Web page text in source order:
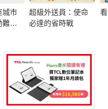
圖、圖表和表格，
助讀者跳脫刻板印象，
的關鍵學科，
城市
難與
超級外送員：使命
必達的省時戰